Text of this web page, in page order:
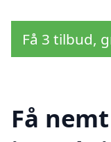
Få 3 tilbud,
Få